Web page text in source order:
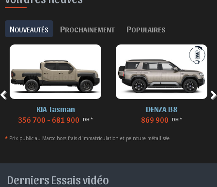
NOUVEAUTÉS PROCHAINEMENT POPULAIRES
KIA Tasman
356 700 - 681 900 DH *
DENZA B8
869 900 DH *
* Prix public au Maroc hors frais d'immatriculation et peinture métallisée
Derniers Essais vidéo